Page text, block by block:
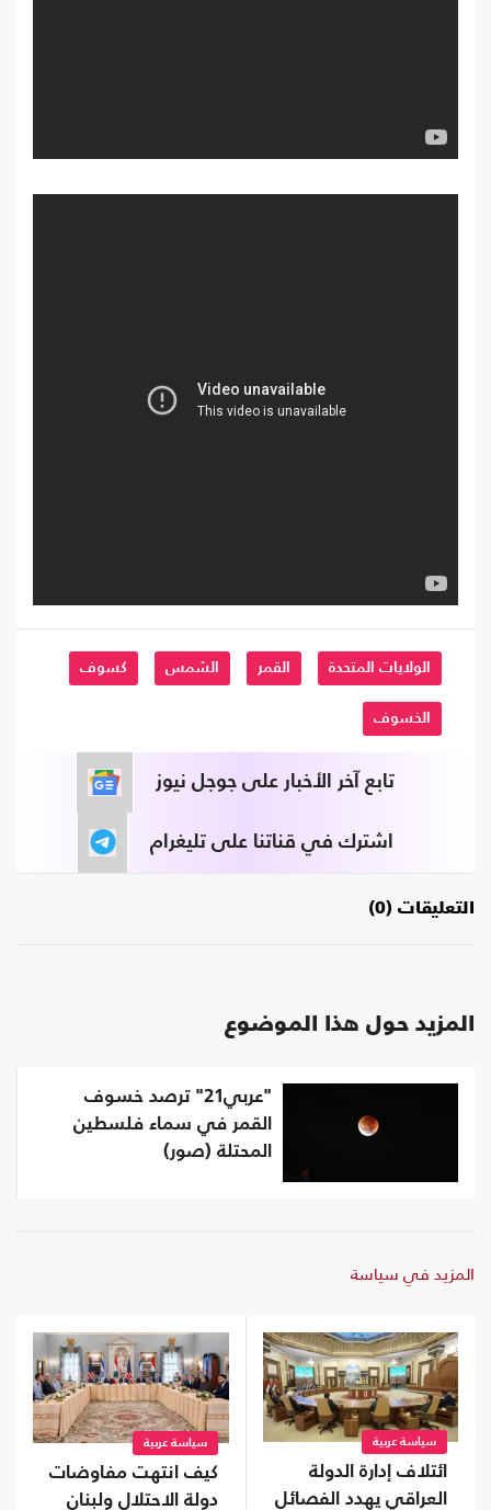
الولايات المتحدة القمر الشمس كسوف
الخسوف
تابع آخر الأخبار على جوجل نيوز
اشترك في قناتنا على تليغرام
التعليقات (0)
المزيد حول هذا الموضوع
"عربي21" ترصد خسوف
القمر في سماء فلسطين
المحتلة (صور)
المزيد في سياسة
سياسة عربية
ائتلاف إدارة الدولة
العراقي يهدد الفصائل
سياسة عربية
كيف انتهت مفاوضات
دولة الاحتلال ولبنان